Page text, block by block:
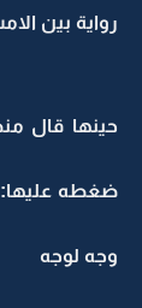
رواية بين
حينها قال
ضغطه عليها:
وجه لوجه